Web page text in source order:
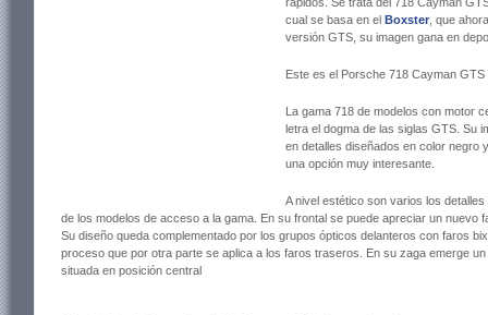
cual se basa en el Boxster , que
versión GTS, su imagen gana en
Este es el Porsche 718 Cayman GTS
La gama 718 de modelos con motor
letra el dogma de las siglas GTS. Su
en detalles diseñados en color negro
una opción muy interesante.
A nivel estético son varios los
de los modelos de acceso a la gama. En su frontal se puede apreciar un nuevo
Su diseño queda complementado por los grupos ópticos delanteros con faros
proceso que por otra parte se aplica a los faros traseros. En su zaga emerge
situada en posición central